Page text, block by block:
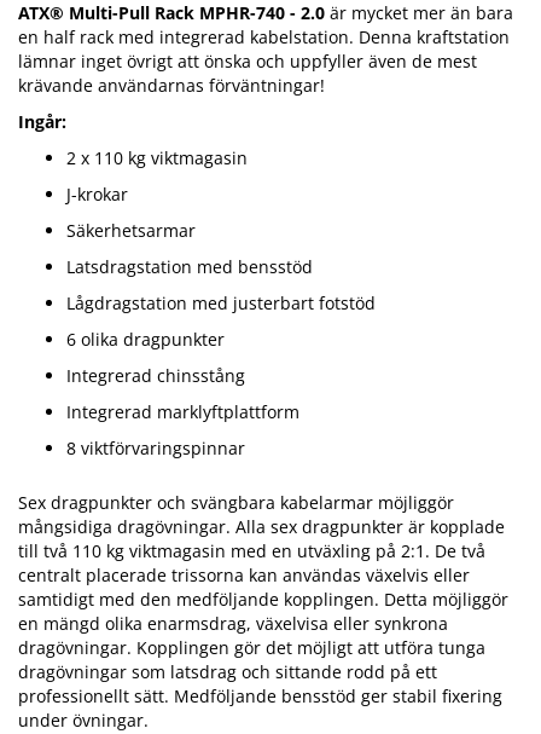
ATX® Multi-Pull Rack MPHR-740 - 2.0 är mycket mer än bara
en half rack med integrerad kabelstation. Denna kraftstation
lämnar inget övrigt att önska och uppfyller även de mest
krävande användarnas förväntningar!
Ingår:
2 x 110 kg viktmagasin
J-krokar
Säkerhetsarmar
Latsdragstation med bensstöd
Lågdragstation med justerbart fotstöd
6 olika dragpunkter
Integrerad chinsstång
Integrerad marklyftplattform
8 viktförvaringspinnar
Sex dragpunkter och svängbara kabelarmar möjliggör
mångsidiga dragövningar. Alla sex dragpunkter är kopplade
till två 110 kg viktmagasin med en utväxling på 2:1. De två
centralt placerade trissorna kan användas växelvis eller
samtidigt med den medföljande kopplingen. Detta möjliggör
en mängd olika enarmsdrag, växelvisa eller synkrona
dragövningar. Kopplingen gör det möjligt att utföra tunga
dragövningar som latsdrag och sittande rodd på ett
professionellt sätt. Medföljande bensstöd ger stabil fixering
under övningar.